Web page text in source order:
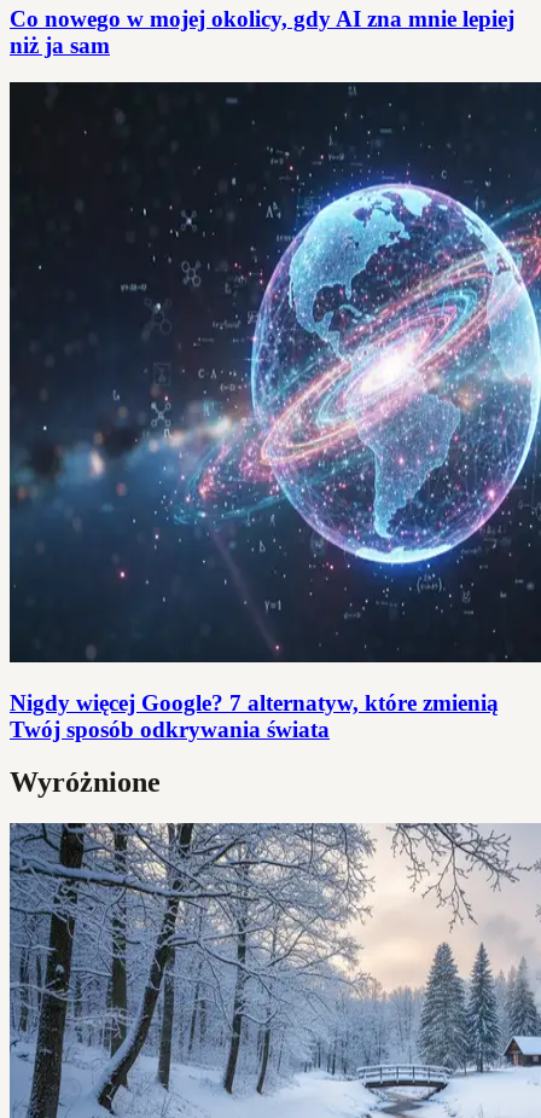
Co nowego w mojej okolicy, gdy AI zna mnie lepiej
niż ja sam
Nigdy więcej Google? 7 alternatyw, które zmienią
Twój sposób odkrywania świata
Wyróżnione